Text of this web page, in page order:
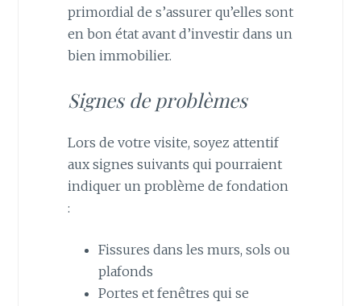
primordial de s’assurer qu’elles sont
en bon état avant d’investir dans un
bien immobilier.
Signes de problèmes
Lors de votre visite, soyez attentif
aux signes suivants qui pourraient
indiquer un problème de fondation
:
Fissures dans les murs, sols ou
plafonds
Portes et fenêtres qui se